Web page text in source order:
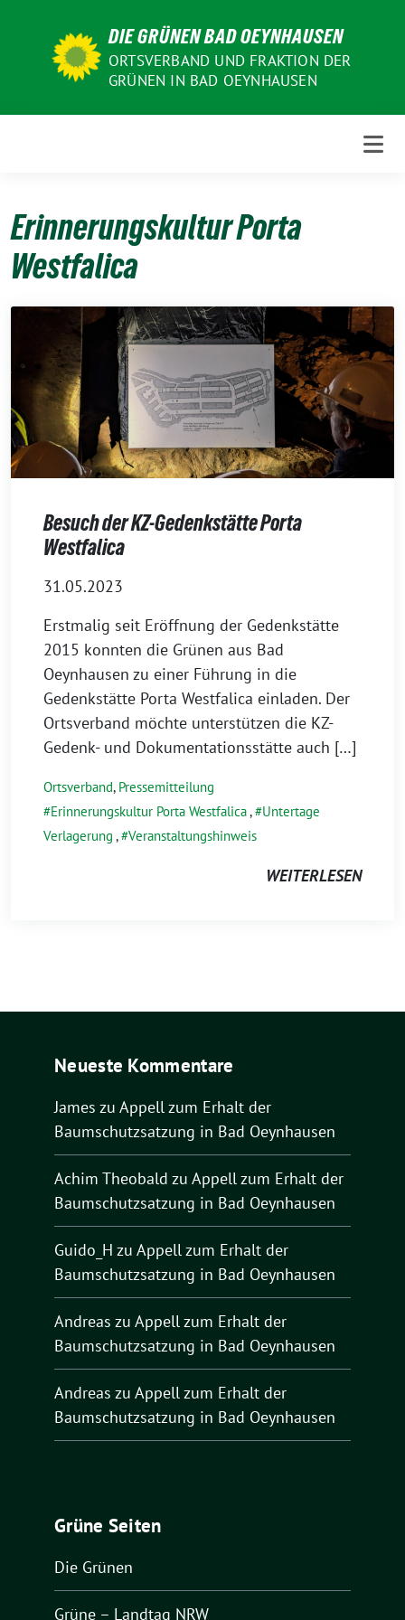
DIE GRÜNEN BAD OEYNHAUSEN
ORTSVERBAND UND FRAKTION DER
GRÜNEN IN BAD OEYNHAUSEN
Erinnerungskultur Porta
Westfalica
Besuch der KZ-Gedenkstätte Porta
Westfalica
31.05.2023
Erstmalig seit Eröffnung der Gedenkstätte
2015 konnten die Grünen aus Bad
Oeynhausen zu einer Führung in die
Gedenkstätte Porta Westfalica einladen. Der
Ortsverband möchte unterstützen die KZ-
Gedenk- und Dokumentationsstätte auch […]
Ortsverband, Pressemitteilung
Erinnerungskultur Porta Westfalica,
Untertage
Verlagerung , Veranstaltungshinweis
WEITERLESEN
Neueste Kommentare
James zu Appell zum Erhalt der
Baumschutzsatzung in Bad Oeynhausen
Achim Theobald zu Appell zum Erhalt der
Baumschutzsatzung in Bad Oeynhausen
Guido_H zu Appell zum Erhalt der
Baumschutzsatzung in Bad Oeynhausen
Andreas zu Appell zum Erhalt der
Baumschutzsatzung in Bad Oeynhausen
Andreas zu Appell zum Erhalt der
Baumschutzsatzung in Bad Oeynhausen
Grüne Seiten
Die Grünen
Grüne – Landtag NRW